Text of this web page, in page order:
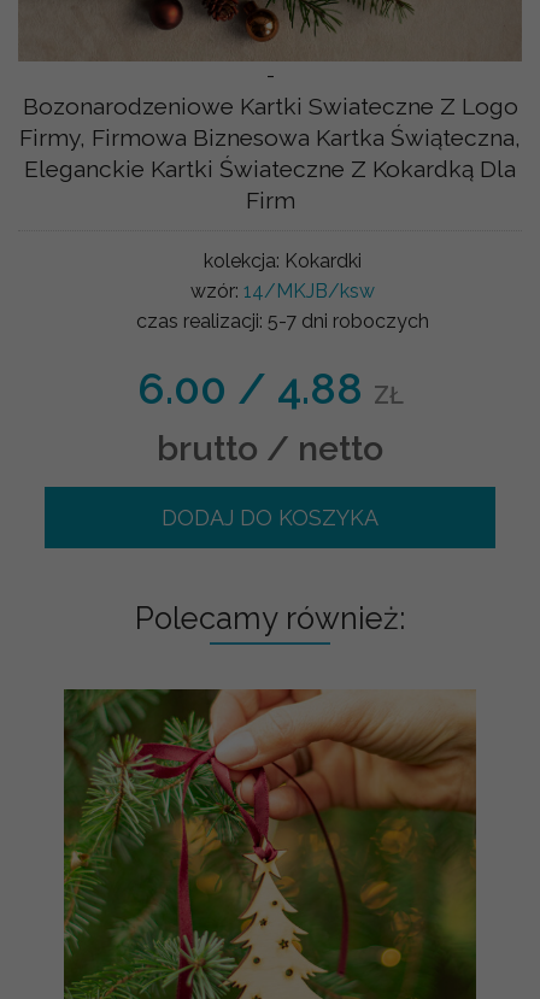
-
Bozonarodzeniowe Kartki Swiateczne Z Logo
Firmy, Firmowa Biznesowa Kartka Świąteczna,
Eleganckie Kartki Świateczne Z Kokardką Dla
Firm
kolekcja: Kokardki
wzór: 14/MKJB/ksw
czas realizacji: 5-7 dni roboczych
6.00 / 4.88 ZŁ
brutto / netto
DODAJ DO KOSZYKA
Polecamy również: